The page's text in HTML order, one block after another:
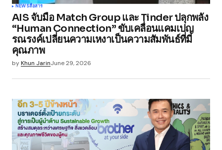
NEWSสื่อสาร
AIS จับมือ Match Group และ Tinder ปลุกพลัง
“Human Connection” ขับเคลื่อนแคมเปญ
รณรงค์เปลี่ยนความเหงาเป็นความสัมพันธ์ที่มี
คุณภาพ
byKhun JarinJune 29, 2026